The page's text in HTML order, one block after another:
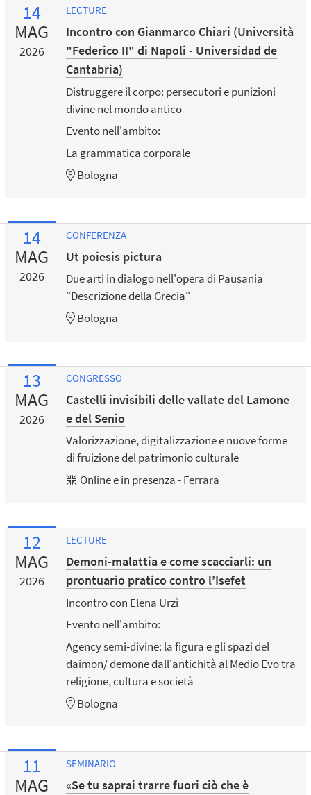
14
MAG
2026
LECTURE
Incontro con Gianmarco Chiari (Università
"Federico II" di Napoli - Universidad de
Cantabria)
Distruggere il corpo: persecutori e punizioni
divine nel mondo antico
Evento nell'ambito:
La grammatica corporale
Bologna
14
MAG
2026
CONFERENZA
Ut poiesis pictura
Due arti in dialogo nell'opera di Pausania
"Descrizione della Grecia"
Bologna
13
MAG
2026
CONGRESSO
Castelli invisibili delle vallate del Lamone
e del Senio
Valorizzazione, digitalizzazione e nuove forme
di fruizione del patrimonio culturale
Online e in presenza - Ferrara
12
MAG
2026
LECTURE
Demoni-malattia e come scacciarli: un
prontuario pratico contro l’Isefet
Incontro con Elena Urzì
Evento nell'ambito:
Agency semi-divine: la figura e gli spazi del
daimon/ demone dall'antichità al Medio Evo tra
religione, cultura e società
Bologna
11
MAG
SEMINARIO
«Se tu saprai trarre fuori ciò che è